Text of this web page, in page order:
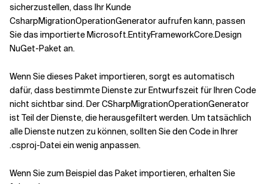
sicherzustellen, dass Ihr Kunde
CsharpMigrationOperationGenerator aufrufen kann, passen
Sie das importierte Microsoft.EntityFrameworkCore.Design
NuGet-Paket an.
Wenn Sie dieses Paket importieren, sorgt es automatisch
dafür, dass bestimmte Dienste zur Entwurfszeit für Ihren Code
nicht sichtbar sind. Der CSharpMigrationOperationGenerator
ist Teil der Dienste, die herausgefiltert werden. Um tatsächlich
alle Dienste nutzen zu können, sollten Sie den Code in Ihrer
.csproj-Datei ein wenig anpassen.
Wenn Sie zum Beispiel das Paket importieren, erhalten Sie